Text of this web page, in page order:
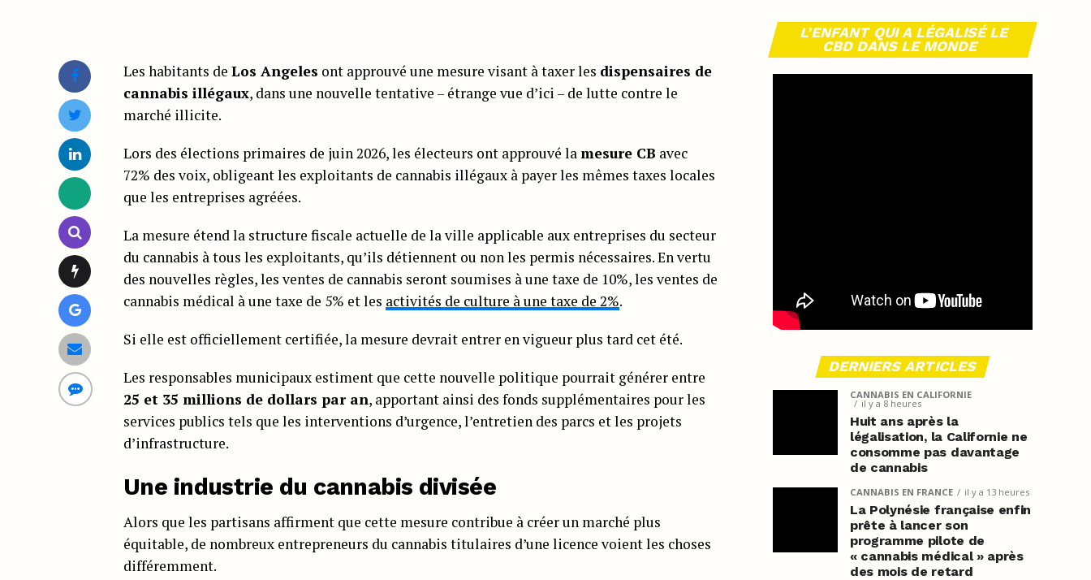
Les habitants de Los Angeles ont approuvé une mesure visant à taxer les dispensaires de
cannabis illégaux, dans une nouvelle tentative – étrange vue d’ici – de lutte contre le
marché illicite.
Lors des élections primaires de juin 2026, les électeurs ont approuvé la mesure CB avec
72% des voix, obligeant les exploitants de cannabis illégaux à payer les mêmes taxes locales
que les entreprises agréées.
La mesure étend la structure fiscale actuelle de la ville applicable aux entreprises du secteur
du cannabis à tous les exploitants, qu’ils détiennent ou non les permis nécessaires. En vertu
des nouvelles règles, les ventes de cannabis seront soumises à une taxe de 10%, les ventes de
cannabis médical à une taxe de 5% et les activités de culture à une taxe de 2%.
Si elle est officiellement certifiée, la mesure devrait entrer en vigueur plus tard cet été.
Les responsables municipaux estiment que cette nouvelle politique pourrait générer entre
25 et 35 millions de dollars par an, apportant ainsi des fonds supplémentaires pour les
services publics tels que les interventions d’urgence, l’entretien des parcs et les projets
d’infrastructure.
Une industrie du cannabis divisée
Alors que les partisans affirment que cette mesure contribue à créer un marché plus
équitable, de nombreux entrepreneurs du cannabis titulaires d’une licence voient les choses
différemment.
L’ENFANT QUI A LÉGALISÉ LE
CBD DANS LE MONDE
DERNIERS ARTICLES
CANNABIS EN CALIFORNIE
il y a 8 heures
Huit ans après la
légalisation, la Californie ne
consomme pas davantage
de cannabis
CANNABIS EN FRANCE il y a 13 heures
La Polynésie française enfin
prête à lancer son
programme pilote de
« cannabis médical » après
des mois de retard